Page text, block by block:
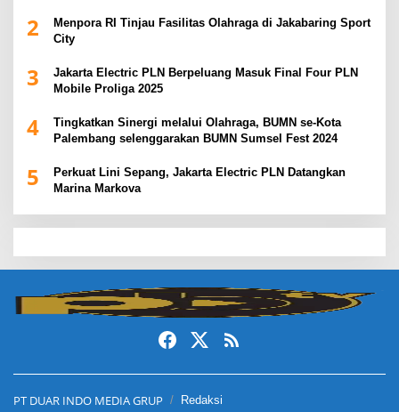
2
Menpora RI Tinjau Fasilitas Olahraga di Jakabaring Sport
City
3
Jakarta Electric PLN Berpeluang Masuk Final Four PLN
Mobile Proliga 2025
4
Tingkatkan Sinergi melalui Olahraga, BUMN se-Kota
Palembang selenggarakan BUMN Sumsel Fest 2024
5
Perkuat Lini Sepang, Jakarta Electric PLN Datangkan
Marina Markova
slot demo
slot gacor
slot gacor hari ini
dewa138
PT DUAR INDO MEDIA GRUP Redaksi